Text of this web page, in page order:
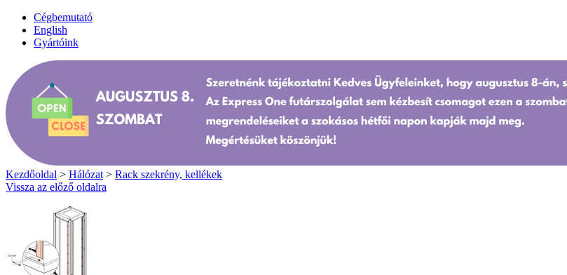
Cégbemutató
English
Gyártóink
Kezdőoldal > Hálózat > Rack szekrény, kellékek
Vissza az előző oldalra